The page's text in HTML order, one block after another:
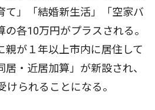
て」「結婚新生活」「空家バ
各10万円がプラスされる。
親が１年以上市内に居住して
・近居加算」が新設され、
られることになる。